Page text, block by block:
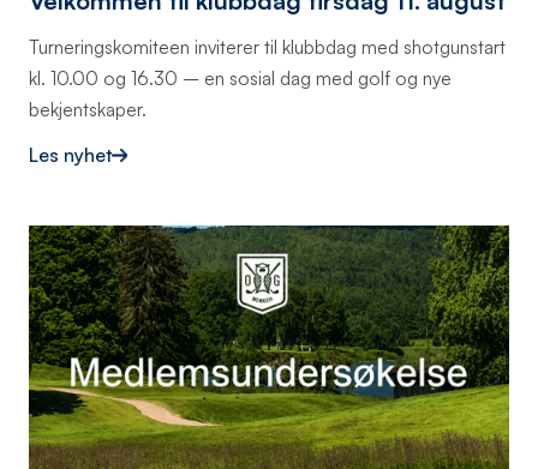
Turneringskomiteen inviterer til klubbdag med shotgunstart
kl. 10.00 og 16.30 – en sosial dag med golf og nye
bekjentskaper.
Les nyhet